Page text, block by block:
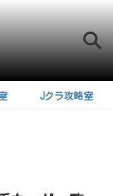
Jクラ攻略室